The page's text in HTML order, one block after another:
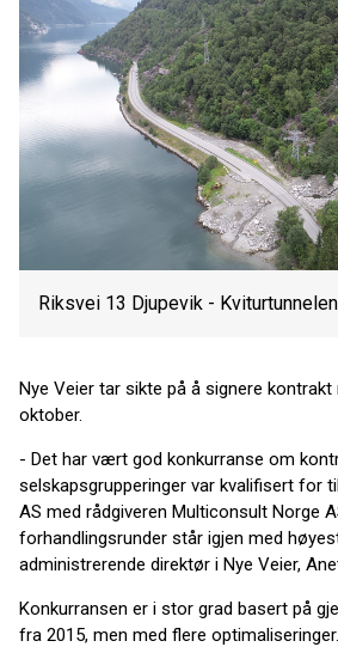
Riksvei 13 Djupevik - Kviturtunnelen
Nye Veier tar sikte på å signere
oktober.
- Det har vært god konkurranse om
selskapsgrupperinger var kvalifisert for
AS med rådgiveren Multiconsult Norge
forhandlingsrunder står igjen med
administrerende direktør i Nye Veier,
Konkurransen er i stor grad basert på
fra 2015, men med flere